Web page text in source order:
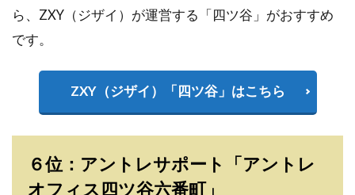
ら、ZXY（ジザイ）が運営する「四ツ谷」がおすすめ
です。
ZXY（ジザイ）「四ツ谷」はこちら
６位：アントレサポート「アントレ
オフィス四ツ谷六番町」